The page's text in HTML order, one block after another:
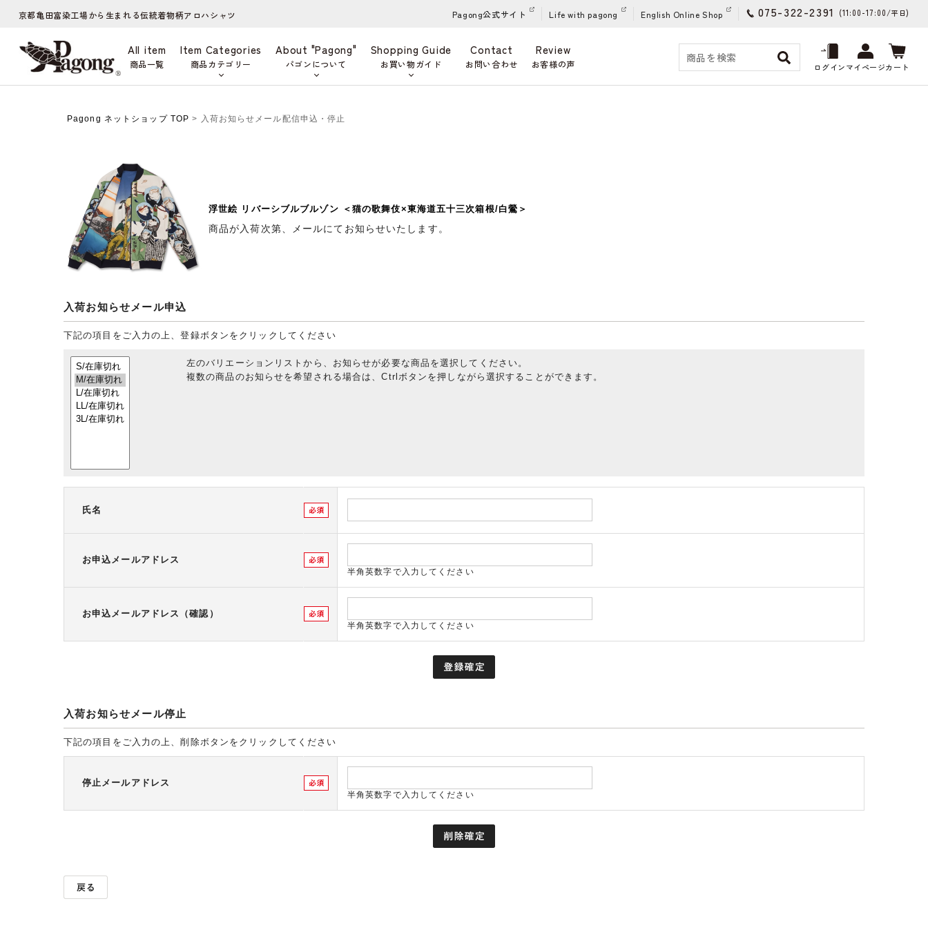
京都亀田富染工場から生まれる伝統着物柄アロハシャツ Pagong公式サイト Life with pagong English Online Shop 075-322-2391 (11:00-17:00/平日)
All item
商品一覧
Item Categories
商品カテゴリー
About "Pagong"
パゴンについて
Shopping Guide
お買い物ガイド
Contact
お問い合わせ
Review
お客様の声 ログインマイページカート
Pagong ネットショップ TOP > 入荷お知らせメール配信申込・停止
浮世絵 リバーシブルブルゾン ＜猫の歌舞伎×東海道五十三次箱根/白鶯＞
商品が入荷次第、メールにてお知らせいたします。
入荷お知らせメール申込
下記の項目をご入力の上、登録ボタンをクリックしてください
左のバリエーションリストから、お知らせが必要な商品を選択してください。
複数の商品のお知らせを希望される場合は、Ctrlボタンを押しながら選択することができます。
氏名
お申込メールアドレス
半角英数字で入力してください
お申込メールアドレス（確認）
半角英数字で入力してください
入荷お知らせメール停止
下記の項目をご入力の上、削除ボタンをクリックしてください
停止メールアドレス
半角英数字で入力してください